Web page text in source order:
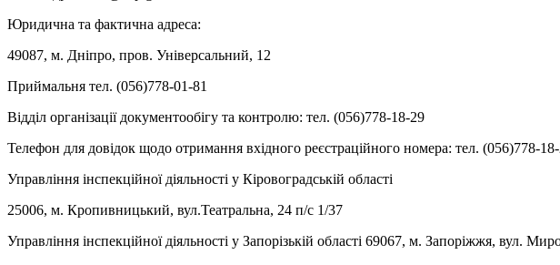
Юридична та фактична адреса:
49087, м. Дніпро, пров. Універсальний, 12
Приймальня тел. (056)778-01-81
Відділ організації документообігу та контролю: тел. (056)778-18-29
Телефон для довідок щодо отримання вхідного реєстраційного номера: тел. (056)778-
Управління інспекційної діяльності у Кіровоградській області
25006, м. Кропивницький, вул.Театральна, 24 п/с 1/37
Управління інспекційної діяльності у Запорізькій області 69067, м. Запоріжжя, вул.